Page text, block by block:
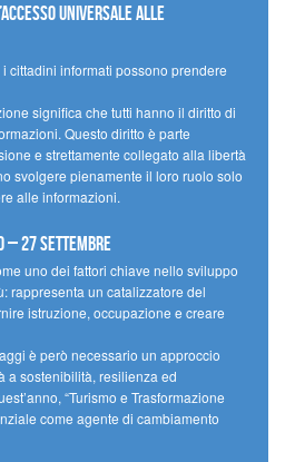
universale alle
cittadini informati possono prendere
significa che tutti hanno il diritto di
Questo diritto è parte
e strettamente collegato alla libertà
svolgere pienamente il loro ruolo solo
alle informazioni.
– 27 settembre
uno dei fattori chiave nello sviluppo
rappresenta un catalizzatore del
istruzione, occupazione e creare
è però necessario un approccio
a sostenibilità, resilienza ed
“Turismo e Trasformazione
come agente di cambiamento